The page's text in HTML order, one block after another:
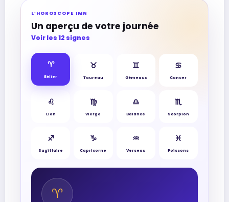
L’HOROSCOPE IMN
Un aperçu de votre journée
Voir les 12 signes
♈︎
Bélier
♉︎
Taureau
♊︎
Gémeaux
♋︎
Cancer
♌︎
Lion
♍︎
Vierge
♎︎
Balance
♏︎
Scorpion
♐︎
Sagittaire
♑︎
Capricorne
♒︎
Verseau
♓︎
Poissons
♈︎